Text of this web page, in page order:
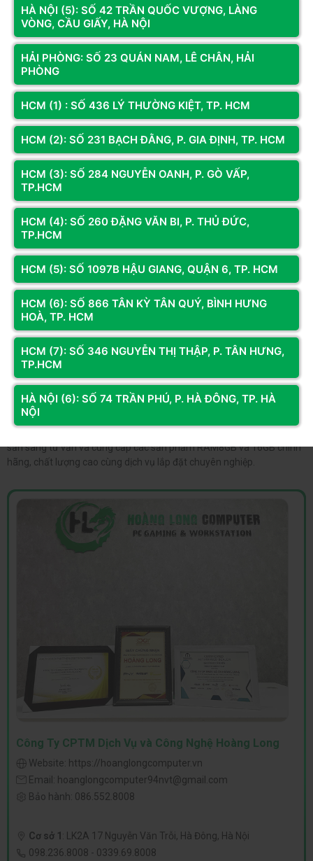
quá trình thao tác.
Đó là lý do tại sao dung lượng RAM nên được lựa chọn dựa trên mục
đích sử dụng thực tế thay vì chỉ dựa vào cấu hình cơ bản.
Chọn đúng dung lượng RAM giúp máy chạy mượt và tránh tình trạng
chậm do thiếu bộ nhớ
Kết luận
Tùy theo mục đích sử dụng và ngân sách, bạn có thể chọn RAM 8GB
cho các tác vụ cơ bản hoặc nâng cấp lên RAM 16GB để phục vụ công
việc nặng và xử lý đa nhiệm hiệu quả hơn.
Lựa chọn đúng dung lượng RAM giúp tối ưu tốc độ hệ thống, rút
ngắn thời gian thao tác và mang lại trải nghiệm sử dụng mượt mà
sẵn sàng tư vấn và cung cấp các sản phẩm RAM8GB và 16GB chính
hãng, chất lượng cao cùng dịch vụ lắp đặt chuyên nghiệp.
Công Ty CPTM Dịch Vụ và Công Nghệ Hoàng Long
Website: https://hoanglongcomputer.vn
Email: hoanglongcomputer94nvt@gmail.com
Bảo hành: 086.552.8008
Cơ sở 1 :
LK2A 17 Nguyễn Văn Trỗi, Hà Đông, Hà Nội
098.236.8008 - 0339.69.8008
HÀ NỘI (5): SỐ 42 TRẦN QUỐC VƯỢNG, LÀNG
VÒNG, CẦU GIẤY, HÀ NỘI
HẢI PHÒNG: SỐ 23 QUÁN NAM, LÊ CHÂN, HẢI
PHÒNG
HCM (1) : SỐ 436 LÝ THƯỜNG KIỆT, TP. HCM
HCM (2): SỐ 231 BẠCH ĐẰNG, P. GIA ĐỊNH, TP. HCM
HCM (3): SỐ 284 NGUYỄN OANH, P. GÒ VẤP,
TP.HCM
HCM (4): SỐ 260 ĐẶNG VĂN BI, P. THỦ ĐỨC,
TP.HCM
HCM (5): SỐ 1097B HẬU GIANG, QUẬN 6, TP. HCM
HCM (6): SỐ 866 TÂN KỲ TÂN QUÝ, BÌNH HƯNG
HOÀ, TP. HCM
HCM (7): SỐ 346 NGUYỄN THỊ THẬP, P. TÂN HƯNG,
TP.HCM
HÀ NỘI (6): SỐ 74 TRẦN PHÚ, P. HÀ ĐÔNG, TP. HÀ
NỘI